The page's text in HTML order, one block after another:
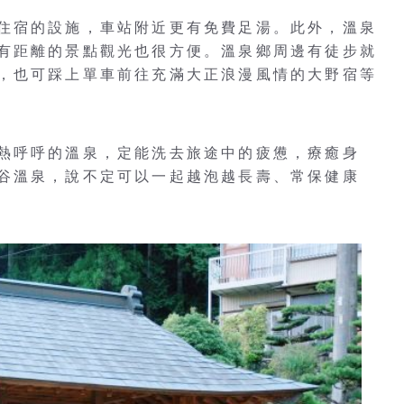
宿的設施，車站附近更有免費足湯。此外，溫泉
距離的景點觀光也很方便。溫泉鄉周邊有徒步就
也可踩上單車前往充滿大正浪漫風情的大野宿等
呼呼的溫泉，定能洗去旅途中的疲憊，療癒身
溫泉，說不定可以一起越泡越長壽、常保健康